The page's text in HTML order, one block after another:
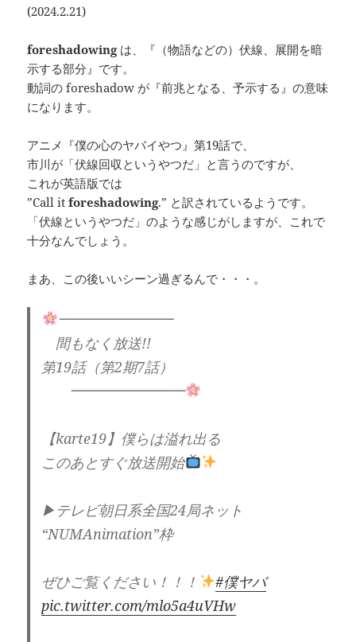
(2024.2.21)
foreshadowingは、『（物語などの）伏線、展開を暗
示する部分』です。
動詞の foreshadow が『前兆となる、予示する』の意味
になります。
アニメ『僕の心のヤバイやつ』第19話で、
市川が「伏線回収というやつだ」と言うのですが、
これが英語版では
”Call itforeshadowing.” と訳されているようです。
「伏線というやつだ」のような感じがしますが、これで
十分なんでしょう。
まあ、この後いいシーン過ぎるんで・・・。
━━━━━━━━
間もなく放送!!
第19話（第2期7話）
━━━━━━━━
【karte19】僕らは溢れ出る
このあとすぐ放送開始
▶テレビ朝日系全国24局ネット
“NUMAnimation”枠
ぜひご覧ください！！！
#僕ヤバ
pic.twitter.com/mlo5a4uVHw